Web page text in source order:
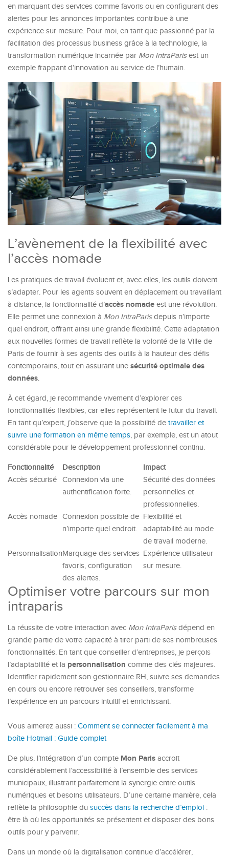
en marquant des services comme favoris ou en configurant des
alertes pour les annonces importantes contribue à une
expérience sur mesure. Pour moi, en tant que passionné par la
facilitation des processus business grâce à la technologie, la
transformation numérique incarnée par Mon IntraParisest un
exemple frappant d’innovation au service de l’humain.
L’avènement de la flexibilité avec
l’accès nomade
Les pratiques de travail évoluent et, avec elles, les outils doivent
s’adapter. Pour les agents souvent en déplacement ou travaillant
à distance, la fonctionnalité d’accès nomade est une révolution.
Elle permet une connexion à Mon IntraParisdepuis n’importe
quel endroit, offrant ainsi une grande flexibilité. Cette adaptation
aux nouvelles formes de travail reflète la volonté de la Ville de
Paris de fournir à ses agents des outils à la hauteur des défis
contemporains, tout en assurant une sécurité optimale des
données.
À cet égard, je recommande vivement d’explorer ces
fonctionnalités flexibles, car elles représentent le futur du travail.
En tant qu’expert, j’observe que la possibilité de travailler et
suivre une formation en même temps, par exemple, est un atout
considérable pour le développement professionnel continu.
Fonctionnalité Description
Impact
Accès sécurisé
Connexion via une
authentification forte.
Sécurité des données
personnelles et
professionnelles.
Accès nomade Connexion possible de
n’importe quel endroit.
Flexibilité et
adaptabilité au mode
de travail moderne.
PersonnalisationMarquage des services
favoris, configuration
des alertes.
Expérience utilisateur
sur mesure.
Optimiser votre parcours sur mon
intraparis
La réussite de votre interaction avec Mon IntraParisdépend en
grande partie de votre capacité à tirer parti de ses nombreuses
fonctionnalités. En tant que conseiller d’entreprises, je perçois
l’adaptabilité et la personnalisation comme des clés majeures.
Identifier rapidement son gestionnaire RH, suivre ses demandes
en cours ou encore retrouver ses conseillers, transforme
l’expérience en un parcours intuitif et enrichissant.
Vous aimerez aussi : Comment se connecter facilement à ma
boîte Hotmail : Guide complet
De plus, l’intégration d’un compte Mon Paris accroit
considérablement l’accessibilité à l’ensemble des services
municipaux, illustrant parfaitement la synergie entre outils
numériques et besoins utilisateurs. D’une certaine manière, cela
reflète la philosophie du succès dans la recherche d’emploi :
être là où les opportunités se présentent et disposer des bons
outils pour y parvenir.
Dans un monde où la digitalisation continue d’accélérer,